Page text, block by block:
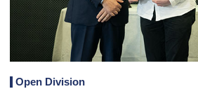
Open Division